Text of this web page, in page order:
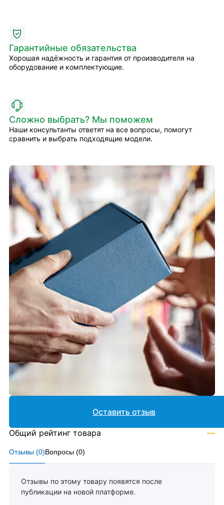
Гарантийные обязательства
Хорошая надёжность и гарантия от производителя на
оборудование и комплектующие.
Сложно выбрать? Мы поможем
Наши консультанты ответят на все вопросы, помогут
сравнить и выбрать подходящие модели.
Отзывы (0)Вопросы (0)
Отзывы по этому товару появятся после
публикации на новой платформе.
Оставить отзыв
Общий рейтинг товара —